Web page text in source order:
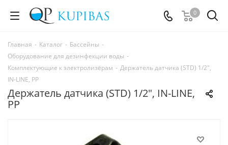
0
Главная - Каталог - Бассейны -
Оборудование для дезинфекции воды -
Комплектующие к электролизёрам - Держатель датчика (STD) 1/2",
IN-LINE, PP
Держатель датчика (STD) 1/2", IN-LINE,
PP